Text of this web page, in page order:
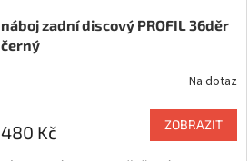
náboj zadní discový PROFIL 36děr
černý
Na dotaz
480 Kč ZOBRAZIT